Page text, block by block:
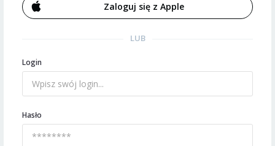
Zaloguj się z Apple
LUB
Login
Hasło